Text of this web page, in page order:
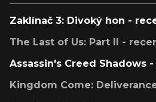
Zaklínač 3: Divoký hon -
The Last of Us: Part II -
Assassin's Creed Shadows
Kingdom Come: